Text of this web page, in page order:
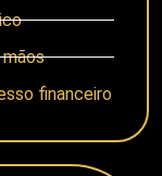
financeiro